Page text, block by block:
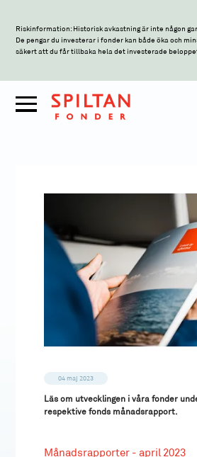
Riskinformation: Historisk avkastning är inte någon
De pengar du investerar i fonder kan både öka och
säkert att du får tillbaka hela det investerade
04 maj 2023
Läs om utvecklingen i våra fonder
respektive fonds månadsrapport.
Månadsrapporter - april 2023